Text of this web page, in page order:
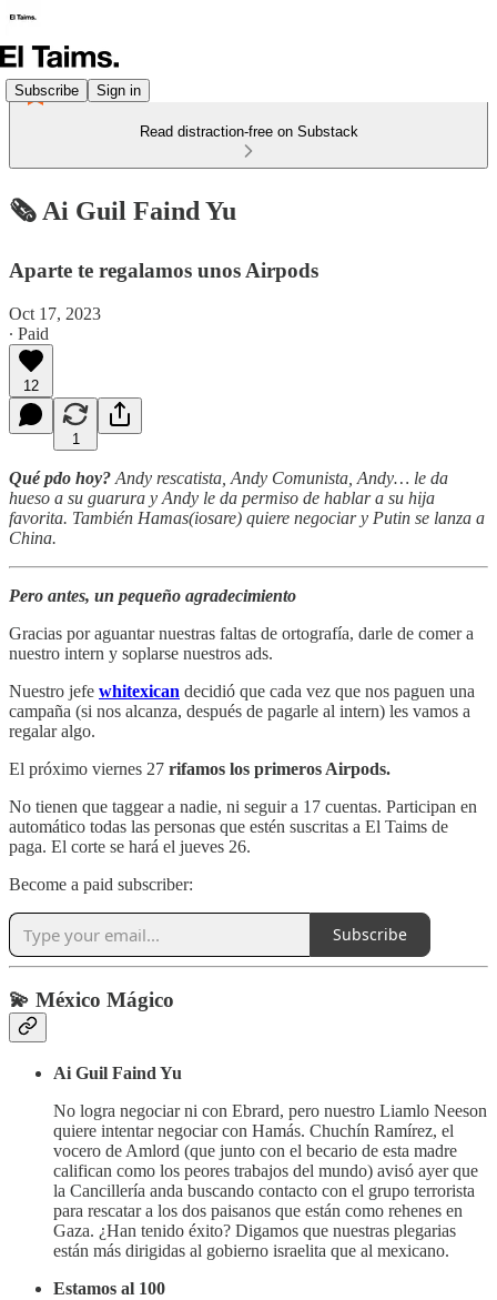
Subscribe Sign in
Read distraction-free on Substack
🗞️ Ai Guil Faind Yu
Aparte te regalamos unos Airpods
Oct 17, 2023
∙ Paid
12
1
Qué pdo hoy? Andy rescatista, Andy Comunista, Andy… le da
hueso a su guarura y Andy le da permiso de hablar a su hija
favorita. También Hamas(iosare) quiere negociar y Putin se lanza a
China.
Pero antes, un pequeño agradecimiento
Gracias por aguantar nuestras faltas de ortografía, darle de comer a
nuestro intern y soplarse nuestros ads.
Nuestro jefe whitexican decidió que cada vez que nos paguen una
campaña (si nos alcanza, después de pagarle al intern) les vamos a
regalar algo.
El próximo viernes 27 rifamos los primeros Airpods.
No tienen que taggear a nadie, ni seguir a 17 cuentas. Participan en
automático todas las personas que estén suscritas a El Taims de
paga. El corte se hará el jueves 26.
Become a paid subscriber:
Subscribe
💫 México Mágico
Ai Guil Faind Yu
No logra negociar ni con Ebrard, pero nuestro Liamlo Neeson
quiere intentar negociar con Hamás. Chuchín Ramírez, el
vocero de Amlord (que junto con el becario de esta madre
califican como los peores trabajos del mundo) avisó ayer que
la Cancillería anda buscando contacto con el grupo terrorista
para rescatar a los dos paisanos que están como rehenes en
Gaza. ¿Han tenido éxito? Digamos que nuestras plegarias
están más dirigidas al gobierno israelita que al mexicano.
Estamos al 100